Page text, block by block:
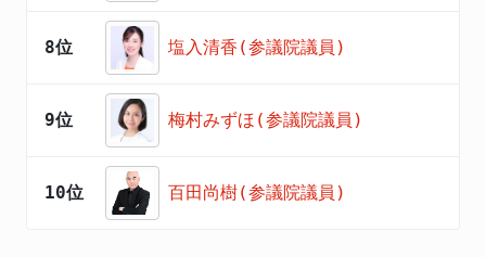
8位 塩入清香(参議院議員)
9位 梅村みずほ(参議院議員)
10位 百田尚樹(参議院議員)